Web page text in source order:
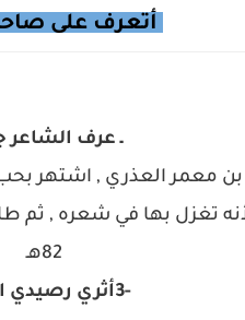
أتعرف على
ـ عرف الشاعر
معمر العذري , اشتهر بحب
تغزل بها في شعره , ثم
82هـ
3-أثري رصيدي